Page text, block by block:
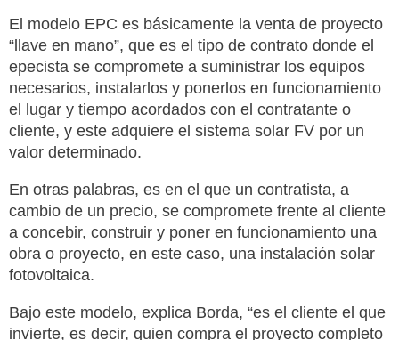
El modelo EPC es básicamente la venta de proyecto
“llave en mano”, que es el tipo de contrato donde el
epecista se compromete a suministrar los equipos
necesarios, instalarlos y ponerlos en funcionamiento
el lugar y tiempo acordados con el contratante o
cliente, y este adquiere el sistema solar FV por un
valor determinado.
En otras palabras, es en el que un contratista, a
cambio de un precio, se compromete frente al cliente
a concebir, construir y poner en funcionamiento una
obra o proyecto, en este caso, una instalación solar
fotovoltaica.
Bajo este modelo, explica Borda, “es el cliente el que
invierte, es decir, quien compra el proyecto completo